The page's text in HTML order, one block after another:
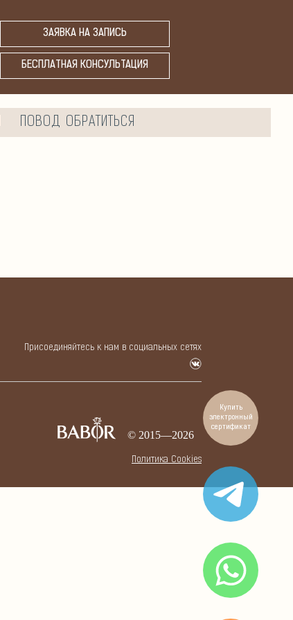
ЗАЯВКА НА ЗАПИСЬ
БЕСПЛАТНАЯ КОНСУЛЬТАЦИЯ
ПОВОД ОБРАТИТЬСЯ
Присоединяйтесь к нам в социальных сетях
© 2015—2026
Политикa Cookies
Купить
электронный
сертификат